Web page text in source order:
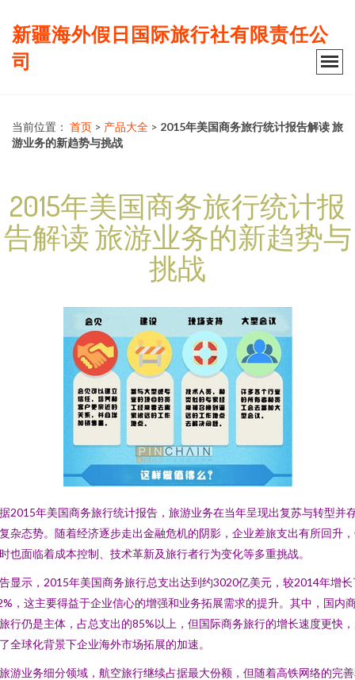
新疆海外假日国际旅行社有限责任公
司
当前位置： 首页 > 产品大全 > 2015年美国商务旅行统计报告解读 旅
游业务的新趋势与挑战
2015年美国商务旅行统计报
告解读 旅游业务的新趋势与
挑战
2015年美国商务旅行统计报告，旅游业务在当年呈现出复苏与转型并
杂态势。随着经济逐步走出金融危机的阴影，企业差旅支出有所回升
也面临着成本控制、技术革新及旅行者行为变化等多重挑战。
显示，2015年美国商务旅行总支出达到约3020亿美元，较2014年增长
，这主要得益于企业信心的增强和业务拓展需求的提升。其中，国内
行仍是主体，占总支出的85%以上，但国际商务旅行的增长速度更快
全球化背景下企业海外市场拓展的加速。
游业务细分领域，航空旅行继续占据最大份额，但随着高铁网络的完